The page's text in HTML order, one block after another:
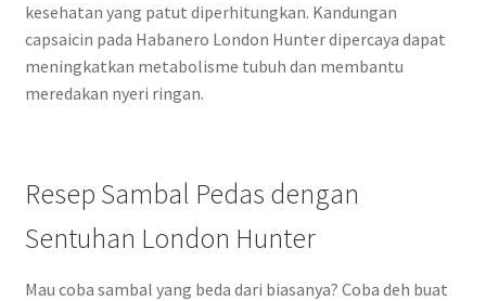
kesehatan yang patut diperhitungkan. Kandungan
capsaicin pada Habanero London Hunter dipercaya dapat
meningkatkan metabolisme tubuh dan membantu
meredakan nyeri ringan.
Resep Sambal Pedas dengan
Sentuhan London Hunter
Mau coba sambal yang beda dari biasanya? Coba deh buat